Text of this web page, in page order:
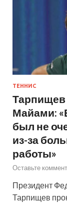
ТЕННИС
Тарпищев
Майами:
был не
из-за
работы»
Оставьте
Президент
Тарпищев